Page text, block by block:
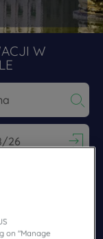
W
and select a
to interact
on "Manage